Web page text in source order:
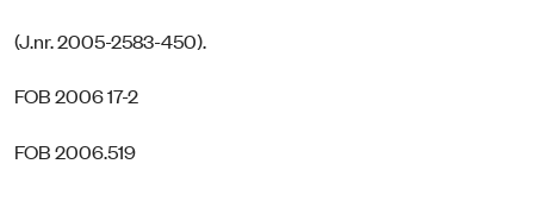
(J.nr. 2005-2583-450).
FOB 2006 17-2
FOB 2006.519